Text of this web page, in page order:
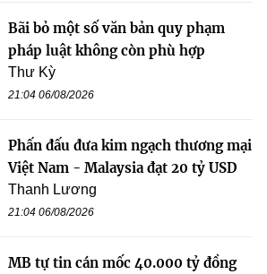
Bãi bỏ một số văn bản quy phạm
pháp luật không còn phù hợp
Thư Kỳ
21:04 06/08/2026
Phấn đấu đưa kim ngạch thương mại
Việt Nam - Malaysia đạt 20 tỷ USD
Thanh Lương
21:04 06/08/2026
MB tự tin cán mốc 40.000 tỷ đồng